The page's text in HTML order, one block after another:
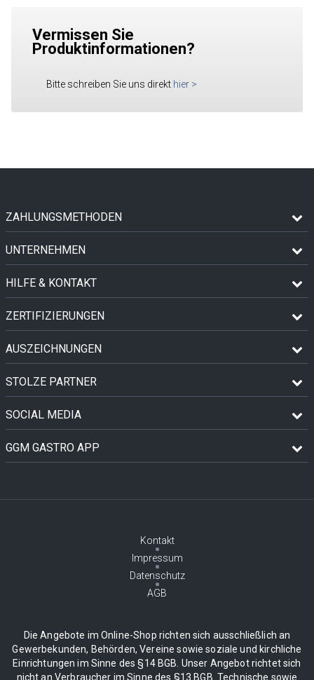
Vermissen Sie
Produktinformationen?
Bitte schreiben Sie uns direkt hier >
ZAHLUNGSMETHODEN
UNTERNEHMEN
HILFE & KONTAKT
ZERTIFIZIERUNGEN
AUSZEICHNUNGEN
STOLZE PARTNER
SOCIAL MEDIA
GGM GASTRO APP
Kontakt
Impressum
Datenschutz
AGB
Die Angebote im Online-Shop richten sich ausschließlich an
Gewerbekunden, Behörden, Vereine sowie soziale und kirchliche
Einrichtungen im Sinne des §14 BGB. Unser Angebot richtet sich
nicht an Verbraucher im Sinne des §13 BGB. Technische sowie